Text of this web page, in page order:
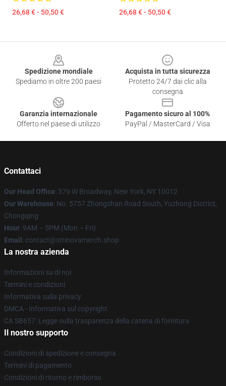
26,68 € - 50,50 € 26,68 € - 50,50 €
Spedizione mondiale
Spediamo in oltre 200 paesi
Acquista in tutta sicurezza
Protetto 24/7 dai clic alla
consegna
Garanzia internazionale
Offerto nel paese di utilizzo
Pagamento sicuro al 100%
PayPal / MasterCard / Visa
Contattaci
Our Head Office: 379 W Broadway, New York, NY 10012
Our Warehouse: No. 5757 Zhongshan Road South, Yuzhong District,
Chongqing
Hour: 9AM – 5PM (Mon – Fri)
Email : contact@strinovamerch.shop
La nostra azienda
Informazioni su di noi
Termini e condizioni
Informativa sulla privacy
DMCA - Informativa sul copyright
CA SB657: Legge sulla trasparenza della catena di fornitura
Il nostro supporto
Condizioni di spedizione e consegna
Termini di pagamento
Condizioni di ritorno e rimborso